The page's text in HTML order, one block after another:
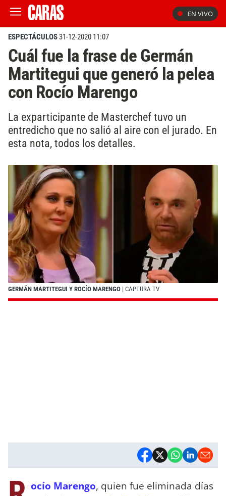
EN VIVO
ESPECTÁCULOS31-12-2020 11:07
Cuál fue la frase de Germán
Martitegui que generó la pelea
con Rocío Marengo
La exparticipante de Masterchef tuvo un
entredicho que no salió al aire con el jurado. En
esta nota, todos los detalles.
GERMÁN MARTITEGUI Y ROCÍO MARENGO | CAPTURA TV
ocío Marengo, quien fue eliminada días